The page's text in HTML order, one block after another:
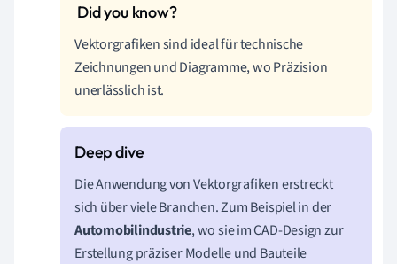
Vektorgrafiken sind ideal für technische
Zeichnungen und Diagramme, wo Präzision
unerlässlich ist.
Die Anwendung von Vektorgrafiken erstreckt
sich über viele Branchen. Zum Beispiel in der
Automobilindustrie, wo sie im CAD-Design zur
Erstellung präziser Modelle und Bauteile